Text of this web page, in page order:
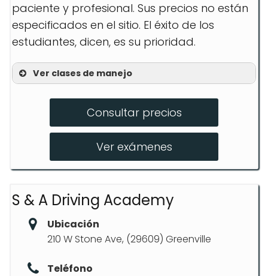
paciente y profesional. Sus precios no están
especificados en el sitio. El éxito de los
estudiantes, dicen, es su prioridad.
Ver clases de manejo
Clase B CDL
Eliminación de Restricción Manual
Consultar precios
Ver exámenes
S & A Driving Academy
Ubicación
210 W Stone Ave, (29609) Greenville
Teléfono